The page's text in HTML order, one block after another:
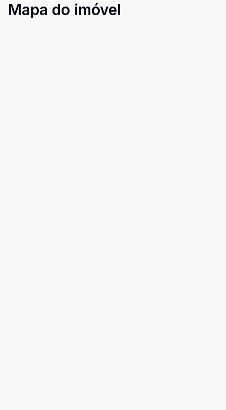
Mapa do imóvel